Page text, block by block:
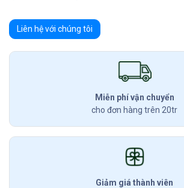
Liên hệ với chúng tôi
Miễn phí vận chuyển
cho đơn hàng trên 20tr
Giảm giá thành viên